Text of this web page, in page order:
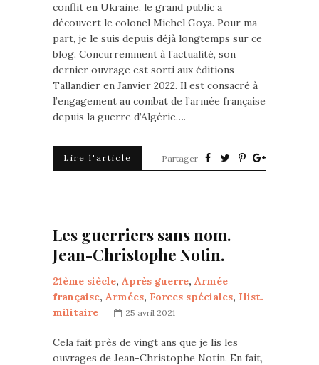
conflit en Ukraine, le grand public a
découvert le colonel Michel Goya. Pour ma
part, je le suis depuis déjà longtemps sur ce
blog. Concurremment à l’actualité, son
dernier ouvrage est sorti aux éditions
Tallandier en Janvier 2022. Il est consacré à
l’engagement au combat de l’armée française
depuis la guerre d’Algérie….
Lire l'article Partager
Les guerriers sans nom.
Jean-Christophe Notin.
21ème siècle, Après guerre, Armée
française, Armées, Forces spéciales, Hist.
militaire
25 avril 2021
Cela fait près de vingt ans que je lis les
ouvrages de Jean-Christophe Notin. En fait,